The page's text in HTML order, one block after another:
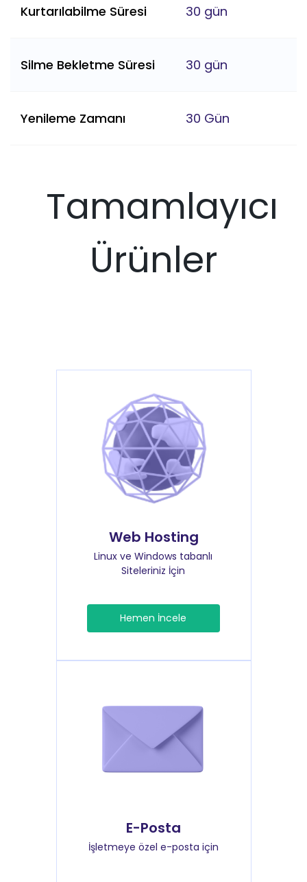
Kurtarılabilme Süresi 30 gün
Silme Bekletme Süresi 30 gün
Yenileme Zamanı 30 Gün
Tamamlayıcı
Ürünler
Web Hosting
Linux ve Windows tabanlı
Siteleriniz İçin
Hemen İncele
E-Posta
İşletmeye özel e-posta için